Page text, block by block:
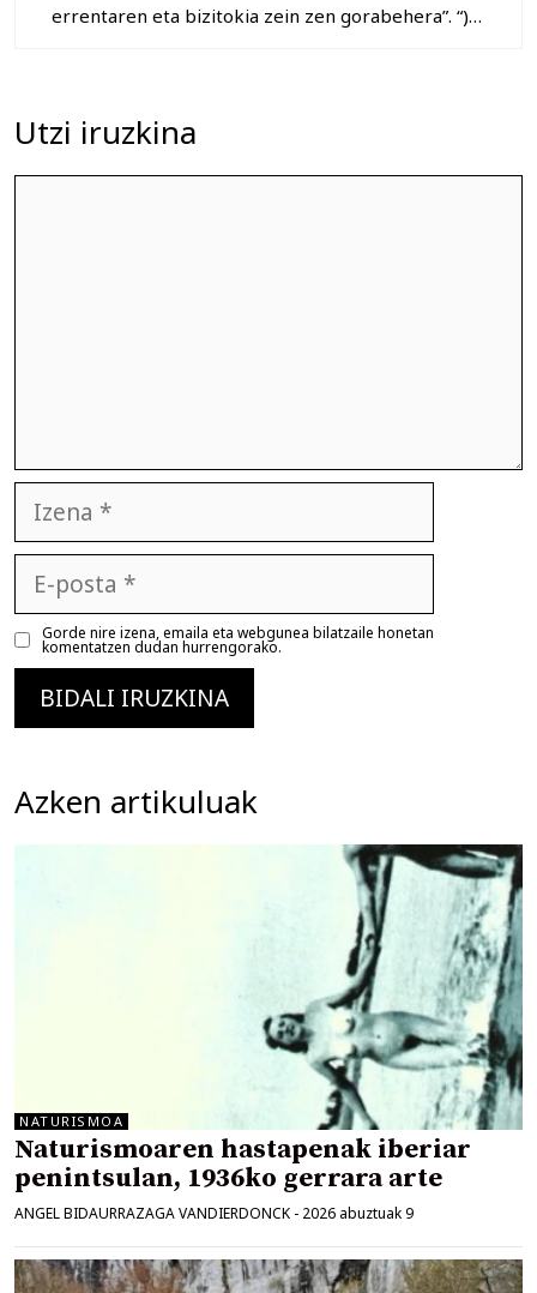
errentaren eta bizitokia zein zen gorabehera”. “)…
Utzi iruzkina
posta
Gorde nire izena, emaila eta webgunea bilatzaile honetan
komentatzen dudan hurrengorako.
Azken artikuluak
NATURISMOA
Naturismoaren hastapenak iberiar
penintsulan, 1936ko gerrara arte
ANGEL BIDAURRAZAGA VANDIERDONCK - 2026 abuztuak 9